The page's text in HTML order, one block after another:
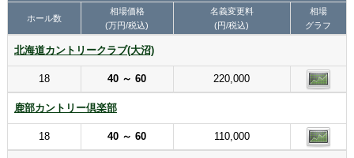
ホール数
相場価格
(万円/税込)
名義変更料
(円/税込)
相場
グラフ
北海道カントリークラブ(大沼)
18 40 ～ 60 220,000
鹿部カントリー倶楽部
18 40 ～ 60 110,000